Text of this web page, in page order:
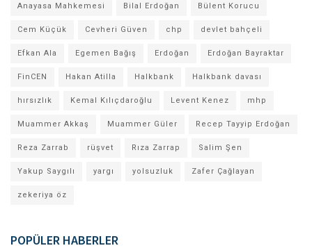
Anayasa Mahkemesi Bilal Erdoğan Bülent Korucu
Cem Küçük Cevheri Güven chp devlet bahçeli
Efkan Ala Egemen Bağış Erdoğan Erdoğan Bayraktar
FinCEN Hakan Atilla Halkbank Halkbank davası
hırsızlık Kemal Kılıçdaroğlu Levent Kenez mhp
Muammer Akkaş Muammer Güler Recep Tayyip Erdoğan
Reza Zarrab rüşvet Rıza Zarrap Salim Şen
Yakup Saygılı yargı yolsuzluk Zafer Çağlayan
zekeriya öz
POPÜLER HABERLER